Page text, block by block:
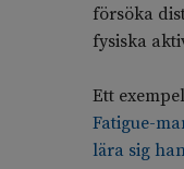
försöka
fysiska
Ett
Fatigue-
lära sig